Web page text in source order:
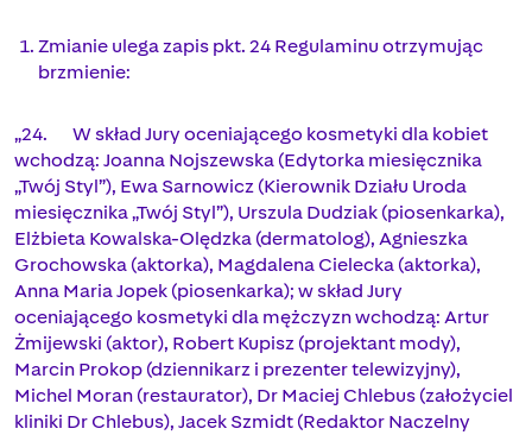
Zmianie ulega zapis pkt. 24 Regulaminu otrzymując
brzmienie:
„24. W skład Jury oceniającego kosmetyki dla kobiet
wchodzą: Joanna Nojszewska (Edytorka miesięcznika
„Twój Styl”), Ewa Sarnowicz (Kierownik Działu Uroda
miesięcznika „Twój Styl”), Urszula Dudziak (piosenkarka),
Elżbieta Kowalska-Olędzka (dermatolog), Agnieszka
Grochowska (aktorka), Magdalena Cielecka (aktorka),
Anna Maria Jopek (piosenkarka); w skład Jury
oceniającego kosmetyki dla mężczyzn wchodzą: Artur
Żmijewski (aktor), Robert Kupisz (projektant mody),
Marcin Prokop (dziennikarz i prezenter telewizyjny),
Michel Moran (restaurator), Dr Maciej Chlebus (założyciel
kliniki Dr Chlebus), Jacek Szmidt (Redaktor Naczelny